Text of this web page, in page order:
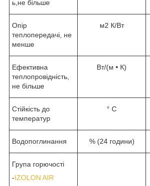
ь,не більше
Опір
теплопередачі, не
менше
м2 К/Вт
Ефективна
теплопровідність,
не більше
Вт/(м • К)
Стійкість до
температур
° C
Водопоглинання % (24 години)
Група горючості
-IZOLON AIR